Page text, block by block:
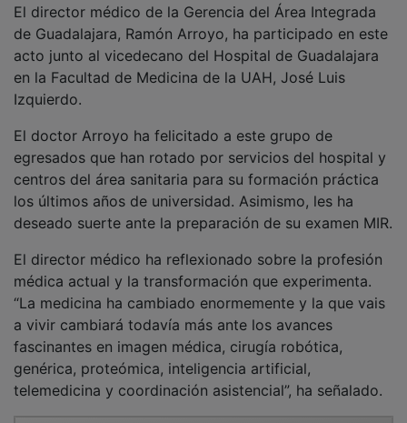
de Guadalajara, Ramón Arroyo, ha participado en este
acto junto al vicedecano del Hospital de Guadalajara
en la Facultad de Medicina de la UAH, José Luis
Izquierdo.
egresados que han rotado por servicios del hospital y
centros del área sanitaria para su formación práctica
los últimos años de universidad. Asimismo, les ha
deseado suerte ante la preparación de su examen MIR.
médica actual y la transformación que experimenta.
“La medicina ha cambiado enormemente y la que vais
a vivir cambiará todavía más ante los avances
fascinantes en imagen médica, cirugía robótica,
genérica, proteómica, inteligencia artificial,
telemedicina y coordinación asistencial”, ha señalado.